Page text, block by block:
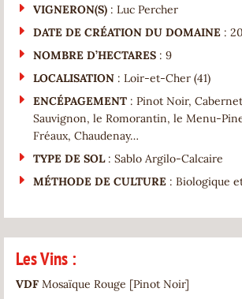
VIGNERON(S) : Luc Percher
DATE DE CRÉATION DU DOMAINE :
NOMBRE D’HECTARES : 9
LOCALISATION : Loir-et-Cher (41)
ENCÉPAGEMENT : Pinot Noir,
Sauvignon, le Romorantin, le Menu-
Fréaux, Chaudenay…
TYPE DE SOL: Sablo Argilo-Calcaire
MÉTHODE DE CULTURE : Biologique
Les Vins :
VDF Mosaïque Rouge [Pinot Noir]